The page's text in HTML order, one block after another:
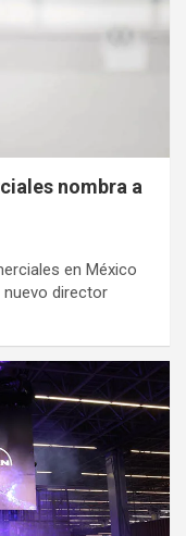
nombra a
en México
nuevo director